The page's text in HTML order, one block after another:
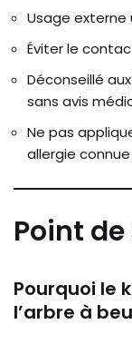
Usage externe
Éviter le
Déconseillé
sans avis
Ne pas
allergie
Point
Pourquoi le
l’arbre à